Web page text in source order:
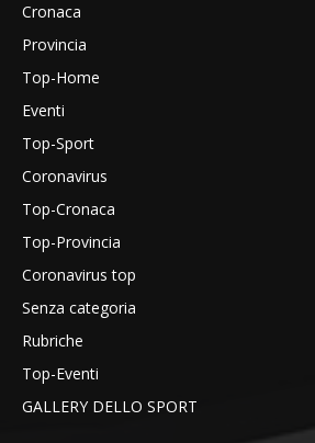
Cronaca
Provincia
Top-Home
Eventi
Top-Sport
Coronavirus
Top-Cronaca
Top-Provincia
Coronavirus top
Senza categoria
Rubriche
Top-Eventi
GALLERY DELLO SPORT